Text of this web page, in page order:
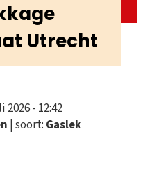
Utrecht
- 12:42
| soort: Gaslek